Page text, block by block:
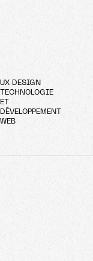
UX DESIGN
TECHNOLOGIE
ET
DÉVELOPPEMENT
WEB